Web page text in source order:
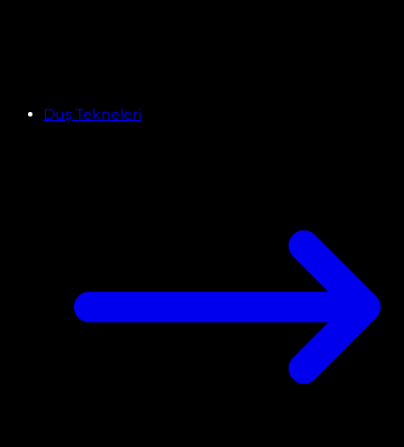
Duş Tekneleri